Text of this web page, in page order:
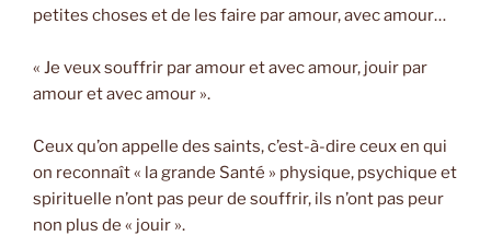
petites choses et de les faire par amour, avec amour…
« Je veux souffrir par amour et avec amour, jouir par
amour et avec amour ».
Ceux qu’on appelle des saints, c’est-à-dire ceux en qui
on reconnaît « la grande Santé » physique, psychique et
spirituelle n’ont pas peur de souffrir, ils n’ont pas peur
non plus de « jouir ».